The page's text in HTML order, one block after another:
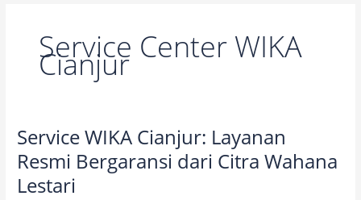
Service Center WIKA
Cianjur
Service WIKA Cianjur: Layanan
Resmi Bergaransi dari Citra Wahana
Lestari
Service
Cianjur:
Layanan